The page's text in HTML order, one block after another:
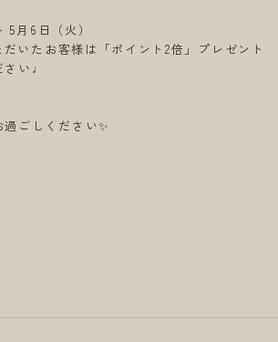
月6日（火）
いたお客様は「ポイント2倍」プレゼント
い♩
ごしください✨